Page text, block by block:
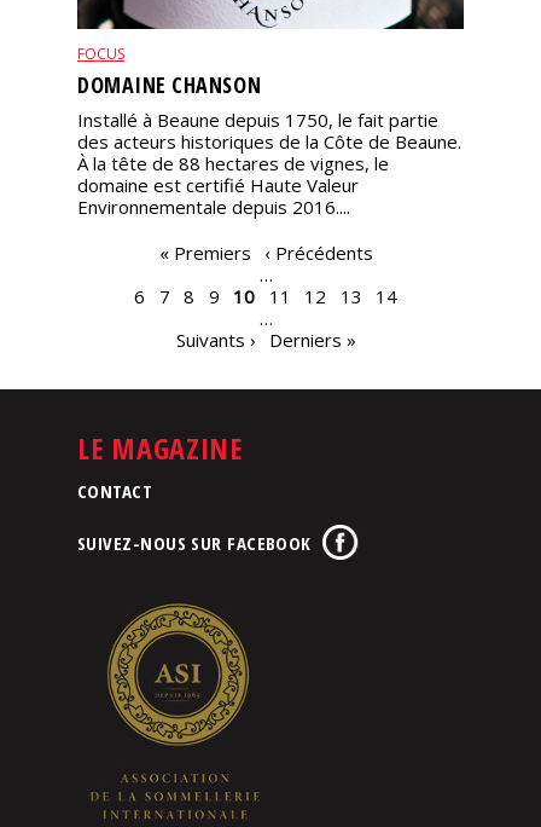
FOCUS
DOMAINE CHANSON
Installé à Beaune depuis 1750, le fait partie
des acteurs historiques de la Côte de Beaune.
À la tête de 88 hectares de vignes, le
domaine est certifié Haute Valeur
Environnementale depuis 2016....
« Premiers
‹ Précédents
…
6
7 8 9 10 11 12 13
14
…
Suivants ›
Derniers »
LE MAGAZINE
CONTACT
SUIVEZ-NOUS SUR FACEBOOK